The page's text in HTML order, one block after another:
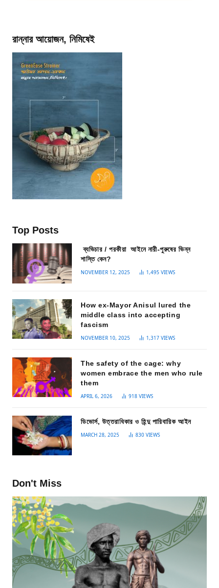
রান্নার আয়োজন, নিমিষেই
Top Posts
ব্যভিচার / পরকীয়া আইনে নারী-পুরুষের ভিন্ন
শাস্তি কেন?
NOVEMBER 12, 2025 1,495 VIEWS
How ex-Mayor Anisul lured the
middle class into accepting
fascism
NOVEMBER 10, 2025 1,317 VIEWS
The safety of the cage: why
women embrace the men who rule
them
APRIL 6, 2026 918 VIEWS
ডিভোর্স, উত্তরাধিকার ও হিন্দু পারিবারিক আইন
MARCH 28, 2025 830 VIEWS
Don't Miss